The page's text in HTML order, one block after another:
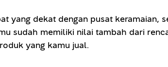
yang dekat dengan pusat
sudah memiliki nilai tambah dari
yang kamu jual.